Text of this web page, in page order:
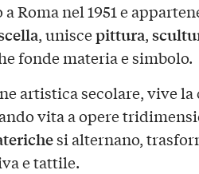
Roma nel 1951 e
, uniscepittura,
fonde materia e simbolo.
artistica secolare, vive la
vita a opere
si alternano,
e tattile.